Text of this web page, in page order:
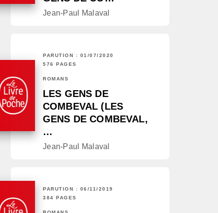
Jean-Paul Malaval
PARUTION : 01/07/2020
576 PAGES
ROMANS
LES GENS DE
COMBEVAL (LES
GENS DE COMBEVAL,
…
Jean-Paul Malaval
PARUTION : 06/11/2019
384 PAGES